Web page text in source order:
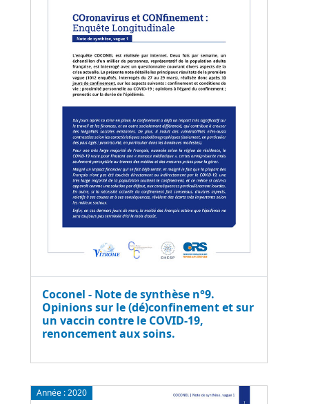
Coconel - Note de synthèse n°9.
Opinions sur le (dé)confinement et sur
un vaccin contre le COVID-19,
renoncement aux soins.
Année :2020